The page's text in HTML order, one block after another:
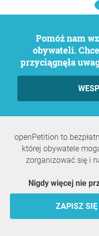
Pomóż nam wzmocnić uczestnictwo
obywateli.
przyciągnęła
openPetition to
której obywatele
zorganizować się i
Nigdy więcej nie
ZAPISZ SIĘ